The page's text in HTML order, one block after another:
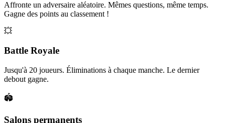
Affronte un adversaire aléatoire. Mêmes questions, même temps.
Gagne des points au classement !
💥
Battle Royale
Jusqu'à 20 joueurs. Éliminations à chaque manche. Le dernier
debout gagne.
🏟️
Salons permanents